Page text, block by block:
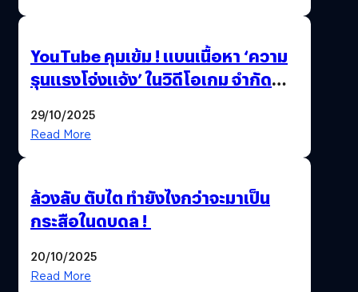
YouTube คุมเข้ม ! แบนเนื้อหา ‘ความ
รุนแรงโจ่งแจ้ง’ ในวิดีโอเกม จำกัด
29/10/2025
Read More
ล้วงลับ ตับไต ทำยังไงกว่าจะมาเป็น
กระสือในดบดล !
20/10/2025
Read More